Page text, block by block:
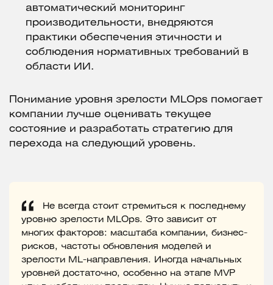
автоматический мониторинг
производительности, внедряются
практики обеспечения этичности и
соблюдения нормативных требований в
области ИИ.
Понимание уровня зрелости MLOps помогает
компании лучше оценивать текущее
состояние и разработать стратегию для
перехода на следующий уровень.
Не всегда стоит стремиться к последнему
уровню зрелости MLOps. Это зависит от
многих факторов: масштаба компании, бизнес-
рисков, частоты обновления моделей и
зрелости ML-направления. Иногда начальных
уровней достаточно, особенно на этапе MVP